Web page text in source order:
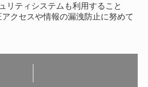
リティシステムも利用すること
クセスや情報の漏洩防止に努めて